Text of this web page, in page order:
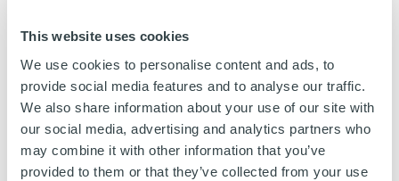
This website uses cookies
We use cookies to personalise content and ads, to
provide social media features and to analyse our traffic.
We also share information about your use of our site with
our social media, advertising and analytics partners who
may combine it with other information that you’ve
provided to them or that they’ve collected from your use
le domaine des infrastructures de
télécommunications, consolidant ainsi l'héritage de
Telecom Italia en tant que pionnier du réseau mobile
italien il y a plus de 40 ans. INWIT est actuellement
le principal opérateur de tours d'Italie, offrant une
couverture étendue dans tout le pays, et hébergeant